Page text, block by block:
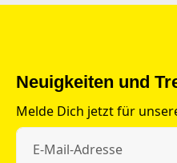
Neuigkeiten und
Melde Dich jetzt für